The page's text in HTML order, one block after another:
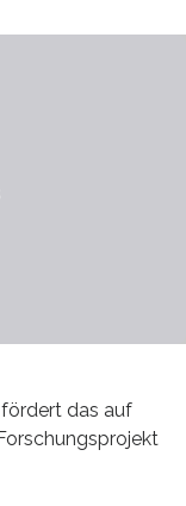
das auf